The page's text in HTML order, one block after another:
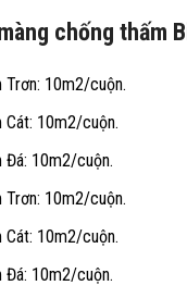
chống thấm
Trơn: 10m2/cuộn.
Cát: 10m2/cuộn.
Đá: 10m2/cuộn.
Trơn: 10m2/cuộn.
Cát: 10m2/cuộn.
Đá: 10m2/cuộn.